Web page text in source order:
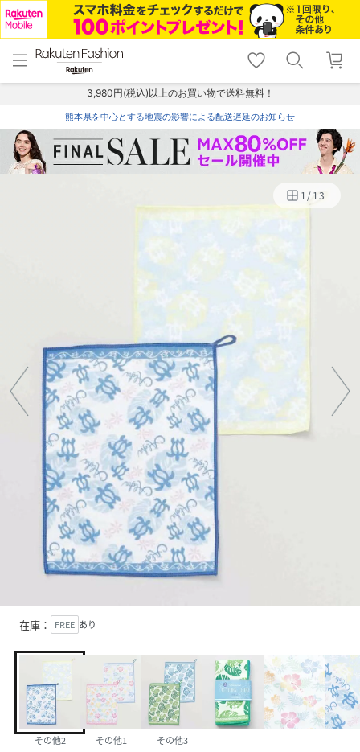
menu home
トップ
shopping_cart lock_outline
ログイン
3,980円(税込)以上のお買い物で送料無料！
熊本県を中心とする地震の影響による配送遅延のお知らせ
1/13
在庫： FREE あり
その他2 その他1 その他3